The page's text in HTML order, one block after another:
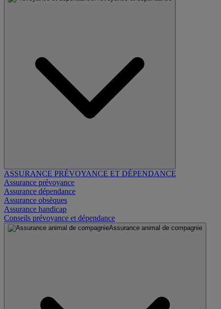
ASSURANCE PRÉVOYANCE ET DÉPENDANCE
Assurance prévoyance
Assurance dépendance
Assurance obsèques
Assurance handicap
Conseils prévoyance et dépendance
Assurance animal de compagnie